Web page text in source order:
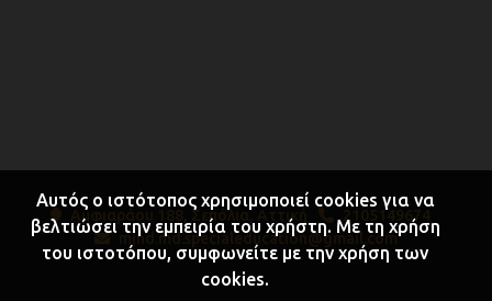
2105149674
Αμφιαράου 188, Σεπόλια, Αττική
mind.md.specialeducation@gmail.com
Αυτός ο ιστότοπος χρησιμοποιεί cookies για να
βελτιώσει την εμπειρία του χρήστη. Με τη χρήση
του ιστοτόπου, συμφωνείτε με την χρήση των
cookies.